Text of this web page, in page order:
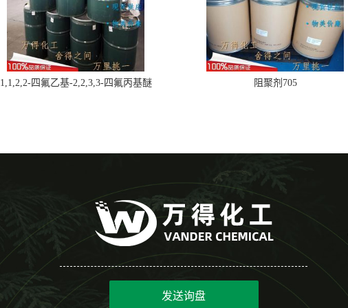
1,1,2,2-四氟乙基-2,2,3,3-四氟丙基醚 阻聚剂705
发送询盘